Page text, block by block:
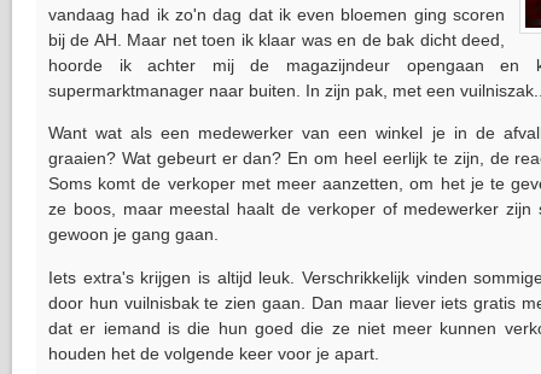
vandaag had ik zo'n dag dat ik even bloemen ging scoren
bij de AH. Maar net toen ik klaar was en de bak dicht deed,
hoorde ik achter mij de magazijndeur opengaan en
supermarktmanager naar buiten. In zijn pak, met een
Want wat als een medewerker van een winkel je in de
graaien? Wat gebeurt er dan? En om heel eerlijk te zijn, de
Soms komt de verkoper met meer aanzetten, om het je te
ze boos, maar meestal haalt de verkoper of medewerker
gewoon je gang gaan.
Iets extra's krijgen is altijd leuk. Verschrikkelijk vinden
door hun vuilnisbak te zien gaan. Dan maar liever iets gratis
dat er iemand is die hun goed die ze niet meer kunnen
houden het de volgende keer voor je apart.